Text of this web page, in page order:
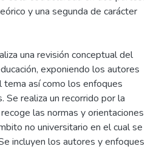
y una segunda de carácter
una revisión conceptual del
exponiendo los autores
así como los enfoques
Se realiza un recorrido por la
las normas y orientaciones
no universitario en el cual se
incluyen los autores y enfoques